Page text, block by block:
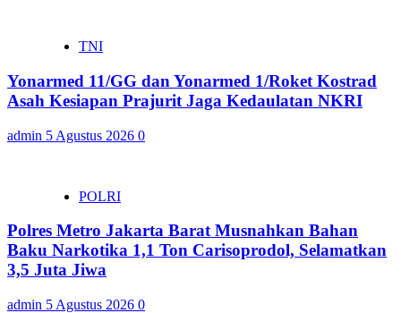
TNI
Yonarmed 11/GG dan Yonarmed 1/Roket Kostrad
Asah Kesiapan Prajurit Jaga Kedaulatan NKRI
admin 5 Agustus 2026 0
POLRI
Polres Metro Jakarta Barat Musnahkan Bahan
Baku Narkotika 1,1 Ton Carisoprodol, Selamatkan
3,5 Juta Jiwa
admin 5 Agustus 2026 0